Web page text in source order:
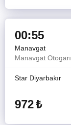
00:55
Manavgat
Manavgat Otogarı
Star Diyarbakır
972₺